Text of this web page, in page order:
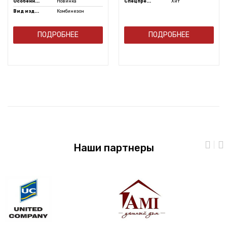
Вид изд...
Комбинезон
ПОДРОБНЕЕ ПОДРОБНЕЕ
Наши партнеры